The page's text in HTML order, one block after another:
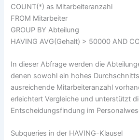
COUNT(*) as Mitarbeiteranzahl
FROM Mitarbeiter
GROUP BY Abteilung
HAVING AVG(Gehalt) > 50000 AND
In dieser Abfrage werden die
denen sowohl ein hohes
ausreichende Mitarbeiteranzahl
erleichtert Vergleiche und unterstützt
Entscheidungsfindung im
Subqueries in der HAVING-Klausel